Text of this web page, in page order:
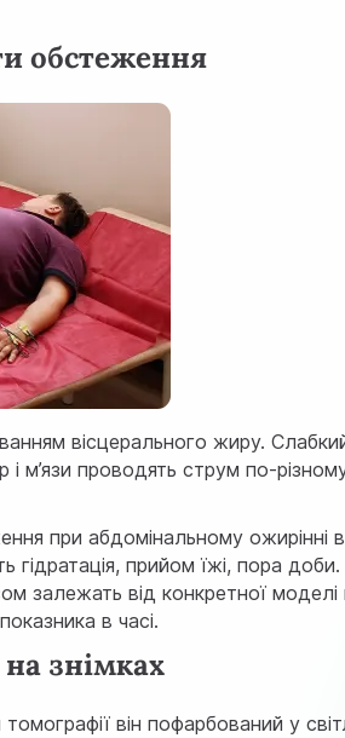
обстеження
вісцерального жиру.
м’язи проводять струм по-
при абдомінальному ожирінні в
гідратація, прийом їжі, пора доби.
залежать від конкретної моделі
в часі.
знімках
він пофарбований у